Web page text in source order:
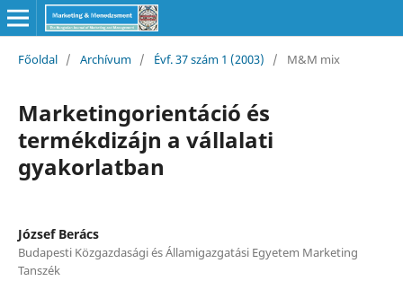
Főoldal / Archívum / Évf. 37 szám 1 (2003) / M&M mix
Marketingorientáció és
termékdizájn a vállalati
gyakorlatban
József Berács
Budapesti Közgazdasági és Államigazgatási Egyetem Marketing
Tanszék